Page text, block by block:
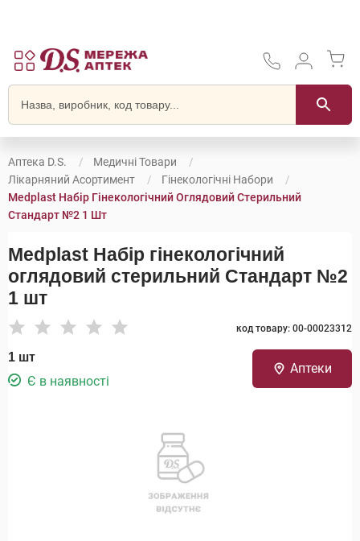
Аптека D.S.
Медичні Товари
Лікарняний Асортимент
Гінекологічні Набори
Medplast Набір Гінекологічний Оглядовий Стерильний
Стандарт №2 1 Шт
Medplast Набір гінекологічний
оглядовий стерильний Стандарт №2
1 шт
код товару: 00-00023312
1 шт
Є в наявності
Аптеки